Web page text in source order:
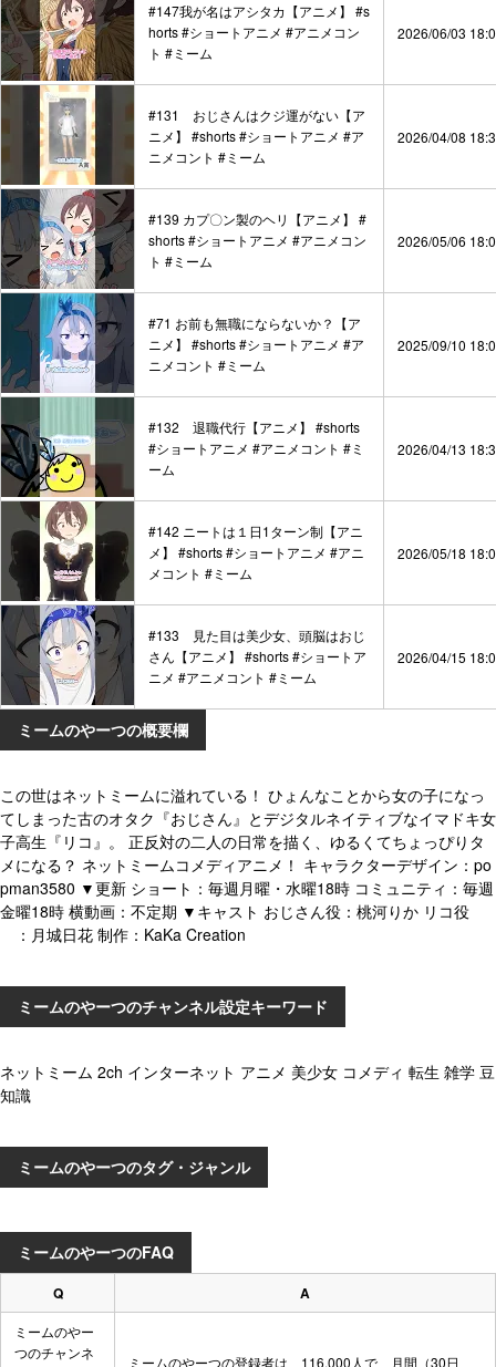
#147我が名はアシタカ【アニメ】 #s
horts #ショートアニメ #アニメコン
ト #ミーム
2026/06/03
#131 おじさんはクジ運がない【ア
ニメ】 #shorts #ショートアニメ #ア
ニメコント #ミーム
2026/04/08
#139 カプ〇ン製のヘリ【アニメ】 #
shorts #ショートアニメ #アニメコン
ト #ミーム
2026/05/06
#71 お前も無職にならないか？【ア
ニメ】 #shorts #ショートアニメ #ア
ニメコント #ミーム
2025/09/10
#132 退職代行【アニメ】 #shorts
#ショートアニメ #アニメコント #ミ
ーム
2026/04/13
#142 ニートは１日1ターン制【アニ
メ】 #shorts #ショートアニメ #アニ
メコント #ミーム
2026/05/18
#133 見た目は美少女、頭脳はおじ
さん【アニメ】 #shorts #ショートア
ニメ #アニメコント #ミーム
2026/04/15
ミームのやーつの概要欄
この世はネットミームに溢れている！ ひょんなことから女の子になっ
てしまった古のオタク『おじさん』とデジタルネイティブなイマドキ女
子高生『リコ』。 正反対の二人の日常を描く、ゆるくてちょっぴりタ
メになる？ ネットミームコメディアニメ！ キャラクターデザイン：po
pman3580 ▼更新 ショート：毎週月曜・水曜18時 コミュニティ：毎週
金曜18時 横動画：不定期 ▼キャスト おじさん役：桃河りか リコ役
：月城日花 制作：KaKa Creation
ミームのやーつのチャンネル設定キーワード
ネットミーム 2ch インターネット アニメ 美少女 コメディ 転生 雑学 豆
知識
ミームのやーつのタグ・ジャンル
ミームのやーつのFAQ
Q A
ミームのやー
つのチャンネ
ミームのやーつの登録者は、116,000人で、月間（30日